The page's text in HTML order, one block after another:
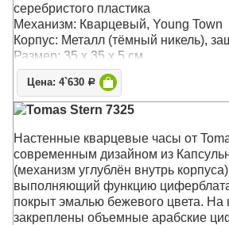
серебристого пластика
Механизм: Кварцевый, Young Town
Корпус: Металл (тёмный никель),
Размер: 35 х 35 х 5 см
Цена: 4`630 Р
Tomas Stern 7325
Настенные кварцевые часы от
современным дизайном из
(механизм углублён внутрь
выполняющий функцию
покрыт эмалью бежевого цвета. На
закреплены объемные арабские